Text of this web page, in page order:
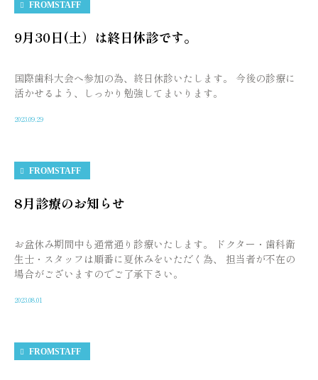
FROMSTAFF
9月30日(土）は終日休診です。
国際歯科大会へ参加の為、終日休診いたします。 今後の診療に
活かせるよう、しっかり勉強してまいります。
2023.09.29
FROMSTAFF
8月診療のお知らせ
お盆休み期間中も通常通り診療いたします。 ドクター・歯科衛
生士・スタッフは順番に夏休みをいただく為、 担当者が不在の
場合がございますのでご了承下さい。
2023.08.01
FROMSTAFF